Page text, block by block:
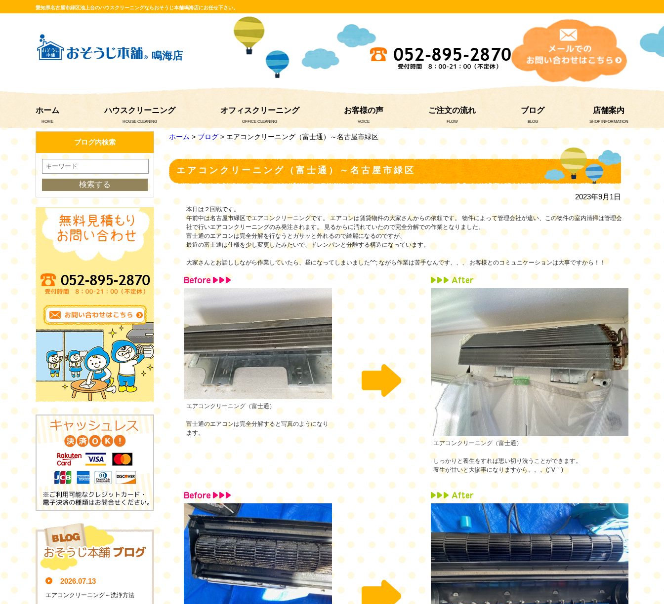
愛知県名古屋市緑区池上台のハウスクリーニングならおそうじ本舗鳴海店にお任せ下さい。
鳴海店
ホーム
HOME
ハウスクリーニング
HOUSE CLEANING
オフィスクリーニング
OFFICE CLEANING
お客様の声
VOICE
ご注文の流れ
FLOW
ブログ
BLOG
店舗案内
SHOP INFORMATION
ホーム >ブログ> エアコンクリーニング（富士通）～名古屋市緑区
エアコンクリーニング（富士通）～名古屋市緑区
2023年9月1日
本日は２回戦です。
午前中は名古屋市緑区でエアコンクリーニングです。 エアコンは賃貸物件の大家さんからの依頼です。 物件によって管理会社が違い、この物件の室内清掃は管理会
社で行いエアコンクリーニングのみ発注されます。 見るからに汚れていたので完全分解での作業となりました。
富士通のエアコンは完全分解を行なうとガサッと外れるので綺麗になるのですが、
最近の富士通は仕様を少し変更したみたいで、ドレンパンと分離する構造になっています。
大家さんとお話ししながら作業していたら、昼になってしまいました^^; ながら作業は苦手なんです、、、 お客様とのコミュニケーションは大事ですから！！
エアコンクリーニング（富士通）
富士通のエアコンは完全分解すると写真のようになり
ます。
エアコンクリーニング（富士通）
しっかりと養生をすれば思い切り洗うことができます。
養生が甘いと大惨事になりますから。。。(;´∀｀)
ブログ内検索
2026.07.13
エアコンクリーニング～洗浄方法